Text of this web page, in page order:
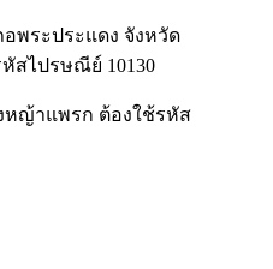
พระประแดง จังหวัด
สไปรษณีย์ 10130
หญ้าแพรก ต้องใช้รหัส